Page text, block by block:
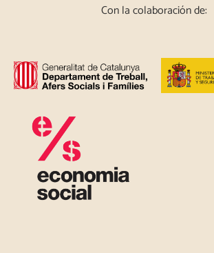
Con la colaboración de: